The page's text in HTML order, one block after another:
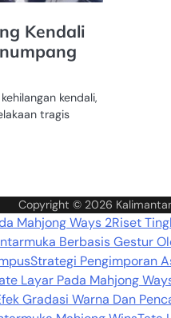
Kendali
kendali,
tragis
Copyright © 2026
Mahjong Ways 2Riset
Berbasis Gestur
Strategi Pengimporan
Layar Pada Mahjong
Gradasi Warna Dan